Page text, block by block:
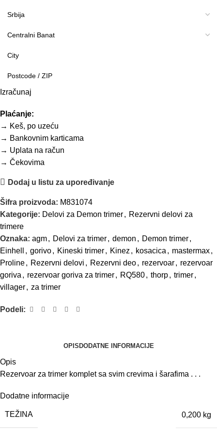
Izračunaj
Plaćanje:
→ Keš, po uzeću
→ Bankovnim karticama
→ Uplata na račun
→ Čekovima
Dodaj u listu za upoređivanje
Šifra proizvoda: M831074
Kategorije: Delovi za Demon trimer, Rezervni delovi za
trimere
Oznaka: agm, Delovi za trimer, demon , Demon trimer,
Einhell
, gorivo, Kineski trimer, Kinez, kosacica, mastermax,
Proline, Rezervni delovi , Rezervni deo, rezervoar, rezervoar
goriva, rezervoar goriva za trimer, RQ580, thorp, trimer,
villager, za trimer
Podeli:
OPIS DODATNE INFORMACIJE
Opis
Rezervoar za trimer komplet sa svim crevima i šarafima . . .
Dodatne informacije
TEŽINA 0,200 kg